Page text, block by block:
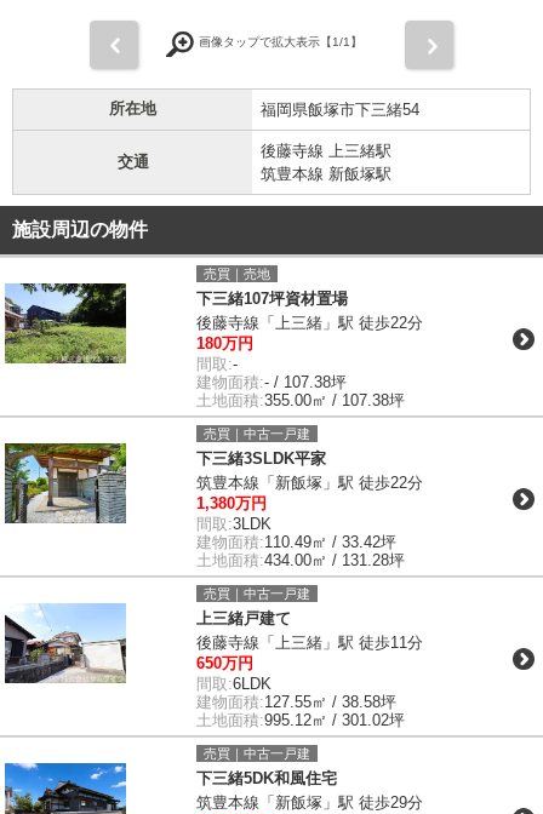
画像タップで拡大表示【1/1】
所在地 福岡県飯塚市下三緒54
交通
後藤寺線 上三緒駅
筑豊本線 新飯塚駅
施設周辺の物件
売買｜売地
下三緒107坪資材置場
後藤寺線「上三緒」駅 徒歩22分
180万円
間取:-
建物面積:- / 107.38坪
土地面積:355.00㎡ / 107.38坪
売買｜中古一戸建
下三緒3SLDK平家
筑豊本線「新飯塚」駅 徒歩22分
1,380万円
間取:3LDK
建物面積:110.49㎡ / 33.42坪
土地面積:434.00㎡ / 131.28坪
売買｜中古一戸建
上三緒戸建て
後藤寺線「上三緒」駅 徒歩11分
650万円
間取:6LDK
建物面積:127.55㎡ / 38.58坪
土地面積:995.12㎡ / 301.02坪
売買｜中古一戸建
下三緒5DK和風住宅
筑豊本線「新飯塚」駅 徒歩29分